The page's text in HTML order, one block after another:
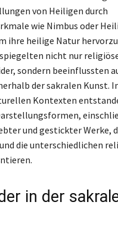
von Heiligen durch
wie Nimbus oder
ihre heilige Natur
nicht nur
sondern beeinflussten
der sakralen Kunst.
Kontexten
und gestickter Werke,
die unterschiedlichen
in der